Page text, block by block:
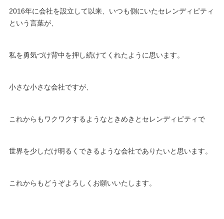
2016年に会社を設立して以来、いつも側にいたセレンディピティ
という言葉が、
私を勇気づけ背中を押し続けてくれたように思います。
小さな小さな会社ですが、
これからもワクワクするようなときめきとセレンディピティで
世界を少しだけ明るくできるような会社でありたいと思います。
これからもどうぞよろしくお願いいたします。